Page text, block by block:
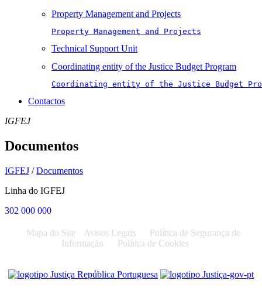
Property Management and Projects
Property Management and Projects
Technical Support Unit
Coordinating entity of the Justice Budget Program
Coordinating entity of the Justice Budget
Contactos
IGFEJ
Documentos
IGFEJ /Documentos
Linha do IGFEJ
302 000 000
Mapa do Site Avisos Legais
Política de Segurança de
Informação
Política de Cookies